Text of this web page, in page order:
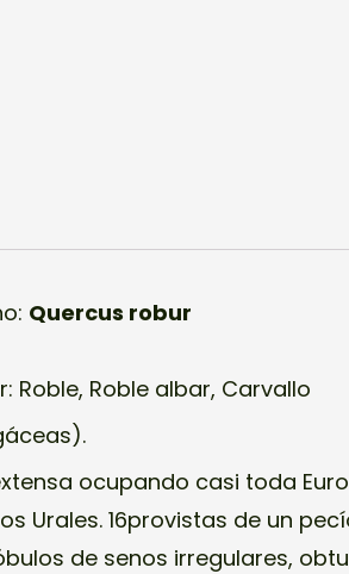
Quercus robur
Roble, Roble albar, Carvallo
ocupando casi toda
Urales. 16provistas de un
de senos irregulares,